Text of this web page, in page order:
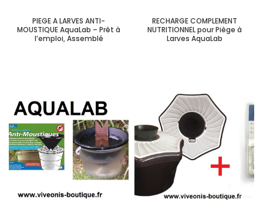
PIEGE A LARVES ANTI-
MOUSTIQUE AquaLab – Prêt à
l’emploi, Assemblé
RECHARGE COMPLEMENT
NUTRITIONNEL pour Piège à
Larves AquaLab